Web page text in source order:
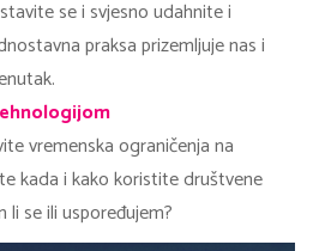
se i svjesno udahnite i
praksa prizemljuje nas i
vremenska ograničenja na
kada i kako koristite društvene
se ili uspoređujem?